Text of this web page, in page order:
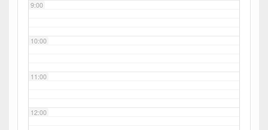
9:00
10:00
11:00
12:00